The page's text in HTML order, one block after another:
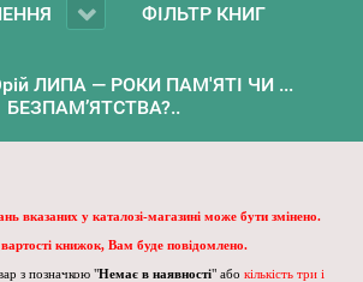
ФІЛЬТР КНИГ
ЛИПА — РОКИ ПАМ'ЯТІ ЧИ ...
БЕЗПАМ’ЯТСТВА?..
вказаних у каталозі-магазині може бути змінено.
книжок, Вам буде повідомлено.
з позначкою "Немає в наявності" або кількість три і